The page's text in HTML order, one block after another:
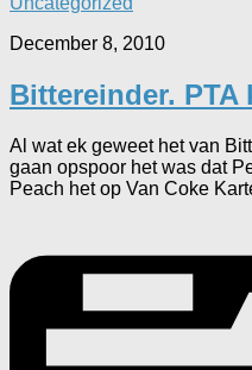
December 8, 2010
Bittereinder. PTA
Al wat ek geweet het van
gaan opspoor het was dat
Peach het op Van Coke